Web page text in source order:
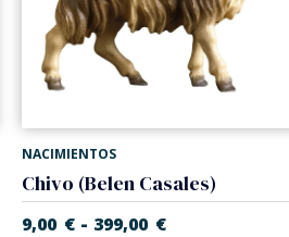
NACIMIENTOS
Chivo (Belen Casales)
9,00 €- 399,00 €